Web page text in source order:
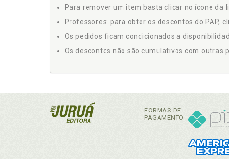
Para remover um item basta clicar no ícone da
Professores: para obter os descontos do PAP,
Os pedidos ficam condicionados a
Os descontos não são cumulativos com outras
FORMAS DE
PAGAMENTO